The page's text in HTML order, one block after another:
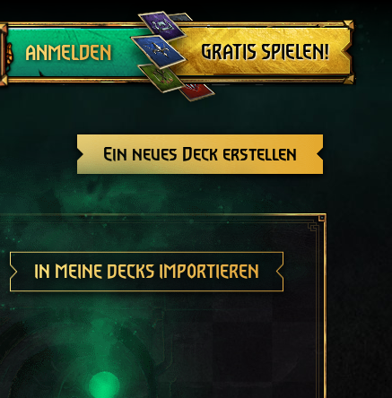
ANMELDEN
Abmelden
GRATIS SPIELEN!
Ein neues Deck erstellen
IN MEINE DECKS IMPORTIEREN